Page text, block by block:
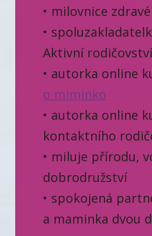
• milovnice
•
Aktivní rodičovství
• autorka online
o miminko
• autorka online
kontaktního
• miluje přírodu,
dobrodružství
• spokojená
a maminka dvou